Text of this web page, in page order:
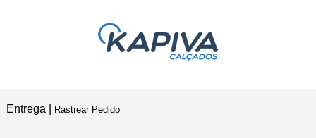
Entrega | Rastrear Pedido